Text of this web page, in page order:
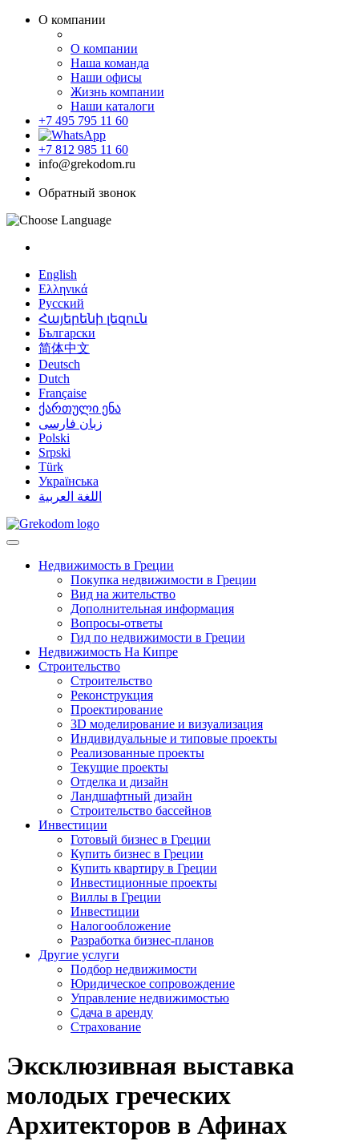
О компании
О компании
Наша команда
Наши офисы
Жизнь компании
Наши каталоги
+7 495 795 11 60
+7 812 985 11 60
info@grekodom.ru
Обратный звонок
English
Ελληνικά
Русский
Հայերենի լեզուն
Български
简体中文
Deutsch
Dutch
Française
ქართული ენა
زبان فارسی
Polski
Srpski
Türk
Українська
اللغة العربية
Недвижимость в Греции
Покупка недвижимости в Греции
Вид на жительство
Дополнительная информация
Вопросы-ответы
Гид по недвижимости в Греции
Недвижимость На Кипре
Строительство
Строительство
Реконструкция
Проектирование
3D моделирование и визуализация
Индивидуальные и типовые проекты
Реализованные проекты
Текущие проекты
Отделка и дизайн
Ландшафтный дизайн
Строительство бассейнов
Инвестиции
Готовый бизнес в Греции
Купить бизнес в Греции
Купить квартиру в Греции
Инвестиционные проекты
Виллы в Греции
Инвестиции
Налогообложение
Разработка бизнес-планов
Другие услуги
Подбор недвижимости
Юридическое сопровождение
Управление недвижимостью
Сдача в аренду
Страхование
Эксклюзивная выставка
молодых греческих
Архитекторов в Афинах